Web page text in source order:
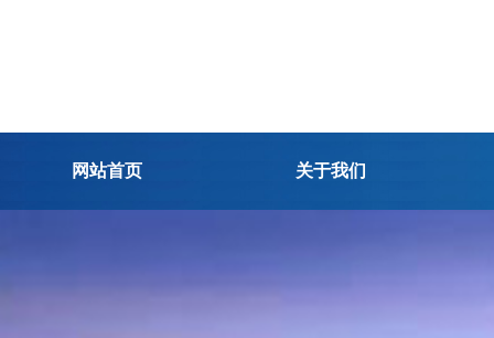
网站首页 关于我们